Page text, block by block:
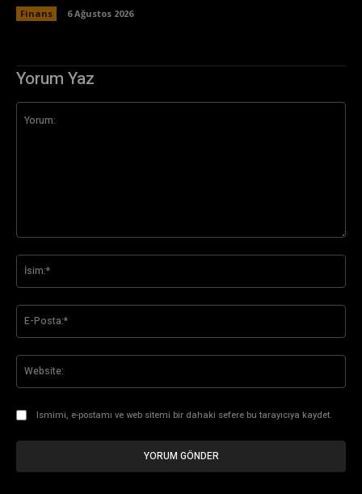
Finans 6 Ağustos 2026
Yorum Yaz
Ismimi, e-postamı ve web sitemi bir dahaki sefere bu tarayıcıya kaydet.